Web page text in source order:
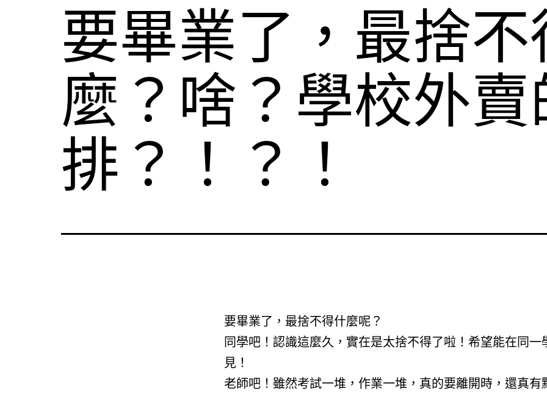
要畢業了，最捨不
麼？啥？學校外
排？！？！
要畢業了，最捨不得什麼呢？
同學吧！認識這麼久，實在是太捨不得了啦！希望能在同一
見！
老師吧！雖然考試一堆，作業一堆，真的要離開時，還真有